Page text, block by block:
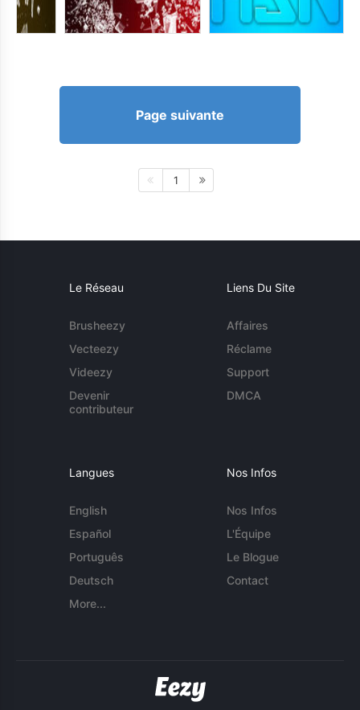
Page suivante
1
Le Réseau
Brusheezy
Vecteezy
Videezy
Devenir
contributeur
Liens Du Site
Affaires
Réclame
Support
DMCA
Langues
English
Español
Português
Deutsch
More...
Nos Infos
Nos Infos
L'Équipe
Le Blogue
Contact